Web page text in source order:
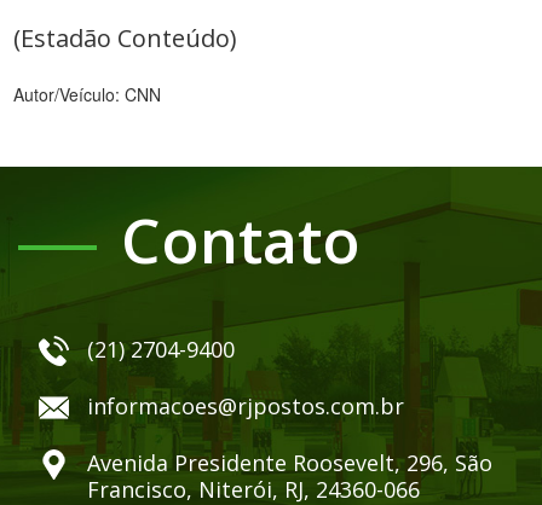
(Estadão Conteúdo)
Autor/Veículo: CNN
Contato
(21) 2704-9400
informacoes@rjpostos.com.br
Avenida Presidente Roosevelt, 296, São
Francisco, Niterói, RJ, 24360-066